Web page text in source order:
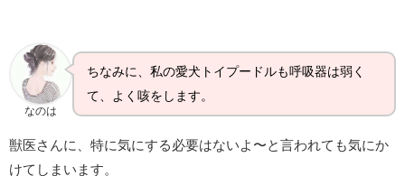
なのは
ちなみに、私の愛犬トイプードルも呼吸器は弱く
て、よく咳をします。
獣医さんに、特に気にする必要はないよ〜と言われても気にか
けてしまいます。